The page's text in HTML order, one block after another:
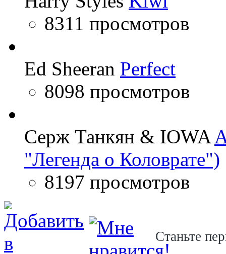
8311 просмотров
Ed Sheeran Perfect
8098 просмотров
Серж Танкян & IOWA
"Легенда о Коловрате")
8197 просмотров
Станьте